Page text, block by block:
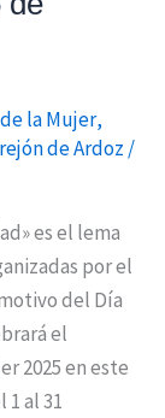
la Mujer,
de Ardoz /
es el lema
por el
del Día
el
2025 en este
al 31